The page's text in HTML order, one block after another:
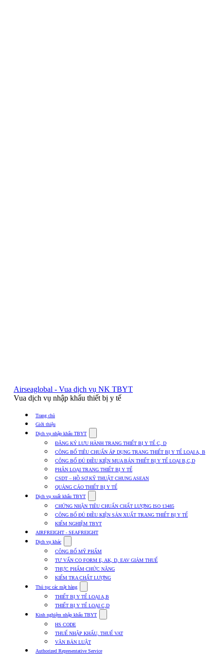
Airseaglobal - Vua dịch vụ NK TBYT
Vua dịch vụ nhập khẩu thiết bị y tế
Trang chủ
Giới thiệu
Dịch vụ nhập khẩu TBYT
submenu
for
Dịch
vụ
nhập
khẩu
TBYT
ĐĂNG KÝ LƯU HÀNH TRANG THIẾT BỊ Y TẾ C, D
CÔNG BỐ TIÊU CHUẨN ÁP DỤNG TRANG THIẾT BỊ Y TẾ LOẠI A, B
CÔNG BỐ ĐỦ ĐIỀU KIỆN MUA BÁN THIẾT BỊ Y TẾ LOẠI B,C,D
PHÂN LOẠI TRANG THIẾT BỊ Y TẾ
CSDT – HỒ SƠ KỸ THUẬT CHUNG ASEAN
QUẢNG CÁO THIẾT BỊ Y TẾ
Dịch vụ xuất khẩu TBYT
submenu
for
Dịch
vụ
xuất
TBYT
CHỨNG NHẬN TIÊU CHUẨN CHẤT LƯỢNG ISO 13485
CÔNG BỐ ĐỦ ĐIỀU KIỆN SẢN XUẤT TRANG THIẾT BỊ Y TẾ
KIỂM NGHIỆM TBYT
AIRFREIGHT - SEAFREIGHT
Dịch vụ khác
submenu
for
Dịch
vụ
khác
CÔNG BỐ MỸ PHẨM
TƯ VẤN CO FORM E, AK, D, EAV GIẢM THUẾ
THỰC PHẨM CHỨC NĂNG
KIỂM TRA CHẤT LƯỢNG
Thủ tục các mặt hàng
submenu
for
Thủ
tục
mặt
hàng
THIẾT BỊ Y TẾ LOẠI A,B
THIẾT BỊ Y TẾ LOẠI C,D
Kinh nghiệm nhập khẩu TBYT
submenu
Kinh
HS CODE
THUẾ NHẬP KHẨU, THUẾ VAT
VĂN BẢN LUẬT
Authorized Representative Service